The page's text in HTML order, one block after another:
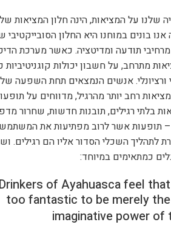
על המציאות, הינה חלון המציאות של
בונים במוחנו היא החלון הסובייקטיבי
תודעה ומדיטציה. כאשר מערכת
מתרחב, על חשבון יכולות קוגניטיביות
ורציונלי. אנשים הנמצאים תחת השפעה של
רחב יותר מהרגיל, מדווחים על
בלתי רגילים, תובנות חדשות, שחרור
– תופעות אשר לרוב מפתיעות את
לתהליך השכלי הסדור אליו הם רגילים.
כמתאימים במיוחד:
of Ayahuasca feel
too fantastic to be merely
imaginative power of